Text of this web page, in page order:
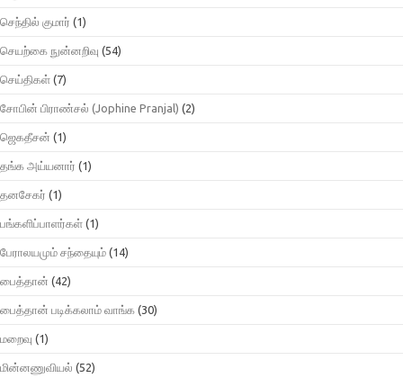
செந்தில் குமார் (1)
செயற்கை நுன்னறிவு (54)
செய்திகள் (7)
சோபின் பிராண்சல் (Jophine Pranjal) (2)
ஜெகதீசன் (1)
தங்க அய்யனார் (1)
தனசேகர் (1)
பங்களிப்பாளர்கள் (1)
பேராலயமும் சந்தையும் (14)
பைத்தான் (42)
பைத்தான் படிக்கலாம் வாங்க (30)
மறைவு (1)
மின்னணுவியல் (52)